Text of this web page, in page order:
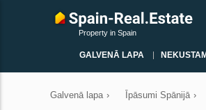
Property in Spain
GALVENĀ LAPA
Galvenā lapa › Īpāsumi Spānijā ›